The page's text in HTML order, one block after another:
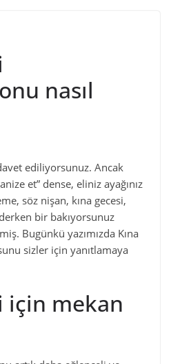
nasıl
ediliyorsunuz. Ancak
et” dense, eliniz ayağınız
söz nişan, kına gecesi,
bir bakıyorsunuz
Bugünkü yazımızda Kına
sizler için yanıtlamaya
için mekan